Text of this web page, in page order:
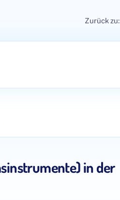
Zurück zu:
in der